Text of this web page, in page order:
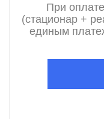
При
(стационар +
единым